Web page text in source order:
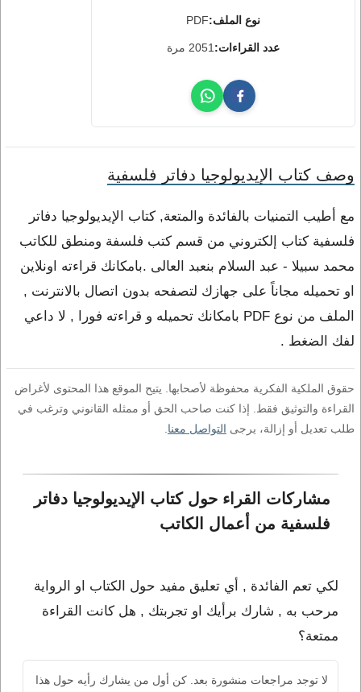
نوع الملف:PDF
عدد القراءات: 2051 مرة
وصف كتاب الإيديولوجيا دفاتر فلسفية
مع أطيب التمنيات بالفائدة والمتعة, كتاب الإيديولوجيا دفاتر
فلسفية كتاب إلكتروني من قسم كتب فلسفة ومنطق للكاتب
محمد سبيلا - عبد السلام بنعبد العالى .بامكانك قراءته اونلاين
او تحميله مجاناً على جهازك لتصفحه بدون اتصال بالانترنت ,
الملف من نوع PDF بامكانك تحميله و قراءته فورا , لا داعي
لفك الضغط .
حقوق الملكية الفكرية محفوظة لأصحابها. يتيح الموقع هذا المحتوى لأغراض
القراءة والتوثيق فقط. إذا كنت صاحب الحق أو ممثله القانوني وترغب في
طلب تعديل أو إزالة، يرجى التواصل معنا
مشاركات القراء حول كتاب الإيديولوجيا دفاتر
فلسفية من أعمال الكاتب
لكي تعم الفائدة , أي تعليق مفيد حول الكتاب او الرواية
مرحب به , شارك برأيك او تجربتك , هل كانت القراءة
ممتعة؟
لا توجد مراجعات منشورة بعد. كن أول من يشارك رأيه حول هذا